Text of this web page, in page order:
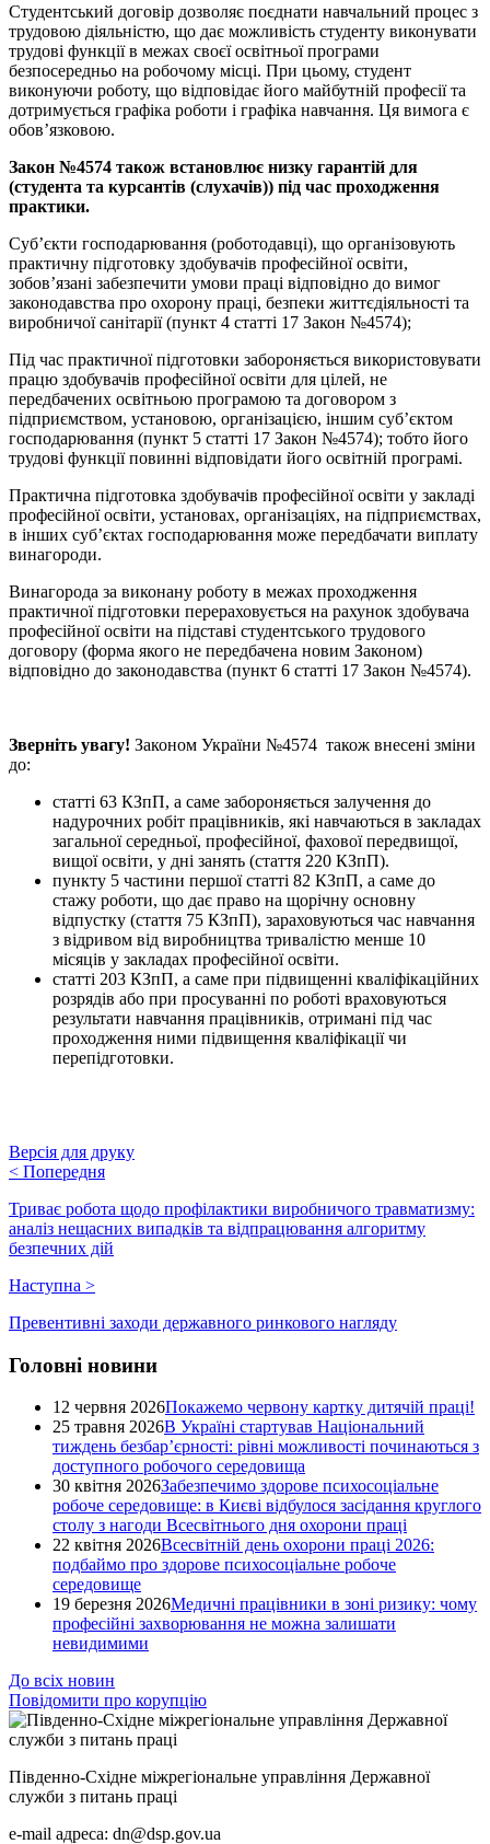
Студентський договір дозволяє поєднати навчальний процес з
трудовою діяльністю, що дає можливість студенту виконувати
трудові функції в межах своєї освітньої програми
безпосередньо на робочому місці. При цьому, студент
виконуючи роботу, що відповідає його майбутній професії та
дотримується графіка роботи і графіка навчання. Ця вимога є
обов’язковою.
Закон №4574 також встановлює низку гарантій для
(студента та курсантів (слухачів)) під час проходження
практики.
Суб’єкти господарювання (роботодавці), що організовують
практичну підготовку здобувачів професійної освіти,
зобов’язані забезпечити умови праці відповідно до вимог
законодавства про охорону праці, безпеки життєдіяльності та
виробничої санітарії (пункт 4 статті 17 Закон №4574);
Під час практичної підготовки забороняється використовувати
працю здобувачів професійної освіти для цілей, не
передбачених освітньою програмою та договором з
підприємством, установою, організацією, іншим суб’єктом
господарювання (пункт 5 статті 17 Закон №4574); тобто його
трудові функції повинні відповідати його освітній програмі.
Практична підготовка здобувачів професійної освіти у закладі
професійної освіти, установах, організаціях, на підприємствах,
в інших суб’єктах господарювання може передбачати виплату
винагороди.
Винагорода за виконану роботу в межах проходження
практичної підготовки перераховується на рахунок здобувача
професійної освіти на підставі студентського трудового
договору (форма якого не передбачена новим Законом)
відповідно до законодавства (пункт 6 статті 17 Закон №4574).
Зверніть увагу! Законом України №4574 також внесені зміни
до:
статті 63 КЗпП, а саме забороняється залучення до
надурочних робіт працівників, які навчаються в закладах
загальної середньої, професійної, фахової передвищої,
вищої освіти, у дні занять (стаття 220 КЗпП).
пункту 5 частини першої статті 82 КЗпП, а саме до
стажу роботи, що дає право на щорічну основну
відпустку (стаття 75 КЗпП), зараховуються час навчання
з відривом від виробництва тривалістю менше 10
місяців у закладах професійної освіти.
статті 203 КЗпП, а саме при підвищенні кваліфікаційних
розрядів або при просуванні по роботі враховуються
результати навчання працівників, отримані під час
проходження ними підвищення кваліфікації чи
перепідготовки.
Версія для друку
< Попередня
Триває робота щодо профілактики виробничого травматизму:
аналіз нещасних випадків та відпрацювання алгоритму
безпечних дій
Наступна >
Превентивні заходи державного ринкового нагляду
Головні новини
12 червня 2026Покажемо червону картку дитячій праці!
25 травня 2026В Україні стартував Національний
тиждень безбар’єрності: рівні можливості починаються з
доступного робочого середовища
30 квітня 2026Забезпечимо здорове психосоціальне
робоче середовище: в Києві відбулося засідання круглого
столу з нагоди Всесвітнього дня охорони праці
22 квітня 2026Всесвітній день охорони праці 2026:
подбаймо про здорове психосоціальне робоче
середовище
19 березня 2026Медичні працівники в зоні ризику: чому
професійні захворювання не можна залишати
невидимими
До всіх новин
Повідомити про корупцію
Південно-Східне міжрегіональне управління Державної
служби з питань праці
e-mail адреса: dn@dsp.gov.ua